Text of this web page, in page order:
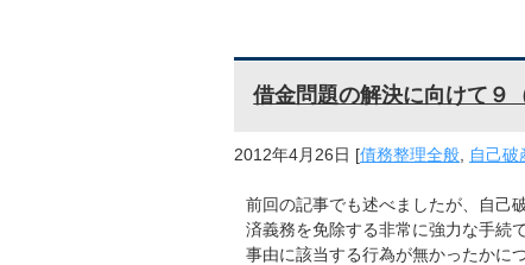
借金問題の解決に向けて９
2012年4月26日 [債務整理全般 自己破
前回の記事でも述べましたが、自己
済義務を免除する非常に強力な手続
事由に該当する行為が無かったかに